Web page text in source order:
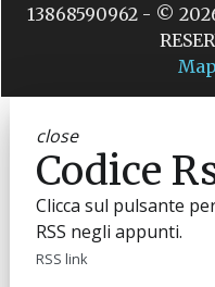
13868590962 - ©
close
Codice
Clicca sul pulsante
RSS negli appunti.
RSS link